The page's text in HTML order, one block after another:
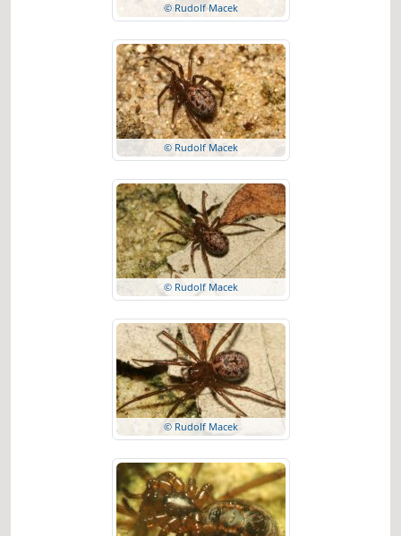
© Rudolf Macek
© Rudolf Macek
© Rudolf Macek
© Rudolf Macek